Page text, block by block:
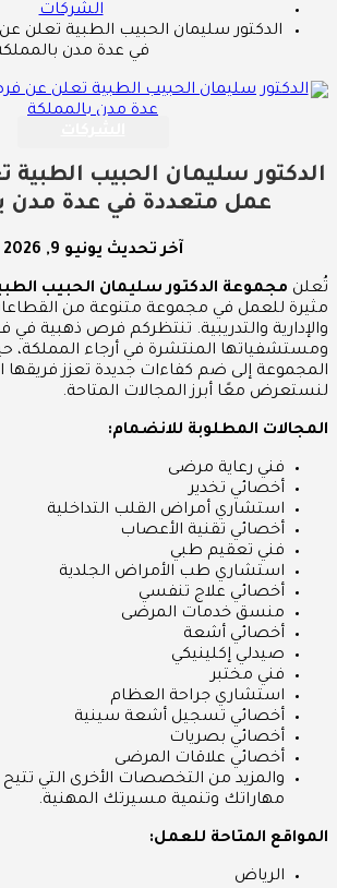
الشركات
الدكتور سليمان الحبيب الطبية
في عدة مدن
الدكتور سليمان الحبيب
عمل متعددة في عدة مدن
آخر تحديث يونيو 9, 2026
تُعلن مجموعة الدكتور سليمان الحبيب
مثيرة للعمل في مجموعة متنوعة من
والإدارية والتدريبية. تنتظركم فرص ذهبية في
ومستشفياتها المنتشرة في أرجاء
المجموعة إلى ضم كفاءات جديدة تعزز فريقها
لنستعرض معًا أبرز المجالات المتاحة.
المجالات المطلوبة للانضمام:
فني رعاية مرضى
أخصائي تخدير
استشاري أمراض القلب التداخلية
أخصائي تقنية الأعصاب
فني تعقيم طبي
استشاري طب الأمراض الجلدية
أخصائي علاج تنفسي
منسق خدمات المرضى
أخصائي أشعة
صيدلي إكلينيكي
فني مختبر
استشاري جراحة العظام
أخصائي تسجيل أشعة سينية
أخصائي بصريات
أخصائي علاقات المرضى
والمزيد من التخصصات الأخرى التي
مهاراتك وتنمية مسيرتك المهنية.
المواقع المتاحة للعمل:
الرياض